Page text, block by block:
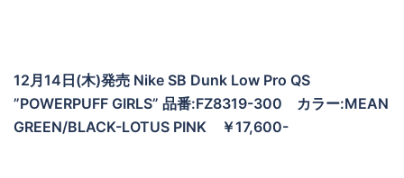
12月14日(木)発売 Nike SB Dunk Low Pro QS
”POWERPUFF GIRLS” 品番:FZ8319-300 カラー:MEAN
GREEN/BLACK-LOTUS PINK ￥17,600-